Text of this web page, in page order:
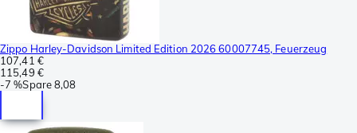
Zippo Harley-Davidson Limited Edition 2026 60007745, Feuerzeug
107,41 €
115,49 €
-7 %Spare8,08